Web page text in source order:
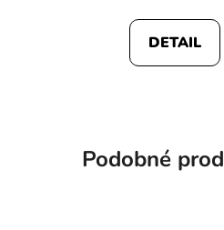
5,0
z
DETAIL
Podobné